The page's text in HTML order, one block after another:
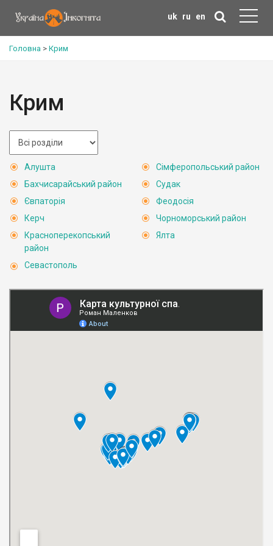
uk ru en
Головна > Крим
Крим
Алушта
Бахчисарайський район
Євпаторія
Керч
Красноперекопський
район
Севастополь
Сімферопольський район
Судак
Феодосія
Чорноморський район
Ялта